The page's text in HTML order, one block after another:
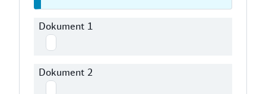
Dokument 1
Dokument 2